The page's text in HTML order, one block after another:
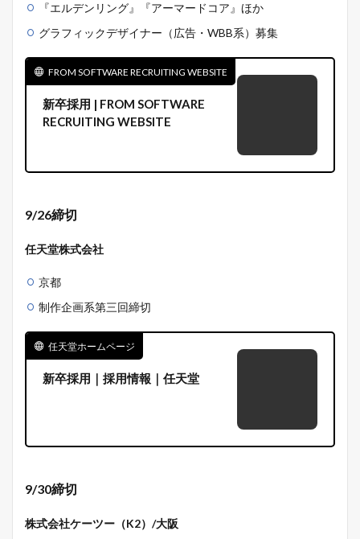
『エルデンリング』『アーマードコア』ほか
グラフィックデザイナー（広告・WBB系）募集
FROM SOFTWARE RECRUITING WEBSITE
新卒採用 | FROM SOFTWARE
RECRUITING WEBSITE
9/26締切
任天堂株式会社
京都
制作企画系第三回締切
任天堂ホームページ
新卒採用｜採用情報｜任天堂
9/30締切
株式会社ケーツー（K2）/大阪